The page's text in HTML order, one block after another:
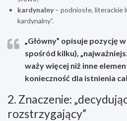
kardynalny– podniosłe, literackie
kardynalny”.
„Główny” opisuje pozycję
spośród kilku),
waży więcej niż inne
konieczność dla istnienia
2. Znaczenie:
rozstrzygający”